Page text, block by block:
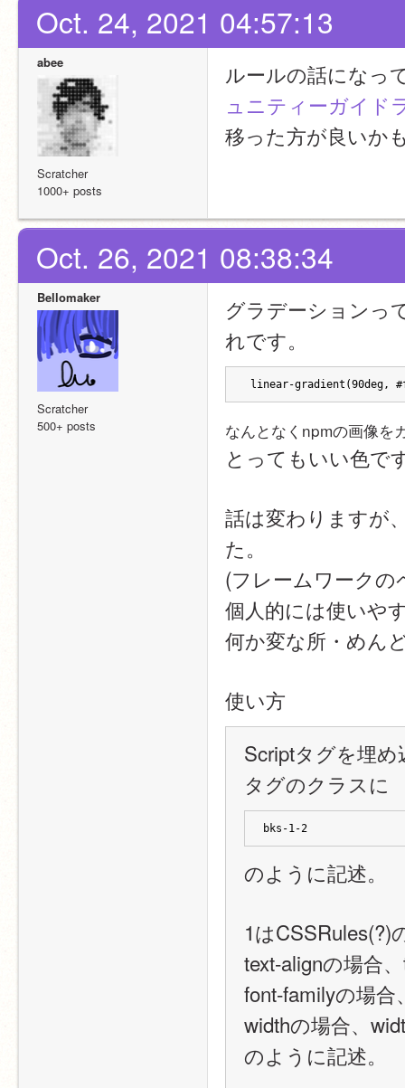
Oct. 24, 2021 04:57:13
abee
Scratcher
1000+ posts
ルールの話になっ
ュニティーガイド
移った方が良いか
Oct. 26, 2021 08:38:34
Bellomaker
Scratcher
500+ posts
グラデーションっ
れです。
linear-gradient(90deg,
なんとなくnpmの画像を
とってもいい色で
話は変わりますが
た。
(フレームワーク
個人的には使いや
何か変な所・めん
使い方
Scriptタグを埋め
タグのクラスに
bks-1-2
のように記述。
1はCSSRules(?)
text-alignの場合
font-familyの場合
widthの場合、
のように記述。